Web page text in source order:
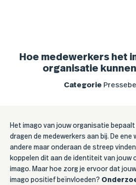
Hoe medewerkers het
organisatie
Categorie
Het imago van jouw organisatie
dragen de medewerkers aan bij. De ene
andere maar onderaan de streep
koppelen dit aan de identiteit van jouw
imago. Maar hoe zorg je ervoor dat
imago positief beïnvloeden?